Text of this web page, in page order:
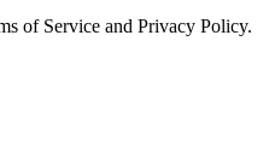
of Service and Privacy Policy.